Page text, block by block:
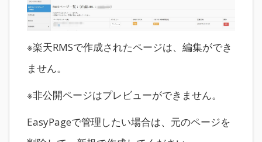
※楽天RMSで作成されたページは、編集ができ
ません。
※非公開ページはプレビューができません。
EasyPageで管理したい場合は、元のページを